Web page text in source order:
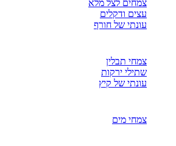
צמחים לצל מלא
עצים ודקלים
עונתי של חורף
צמחי תבלין
שתילי ירקות
עונתי של קיץ
צמחי מים